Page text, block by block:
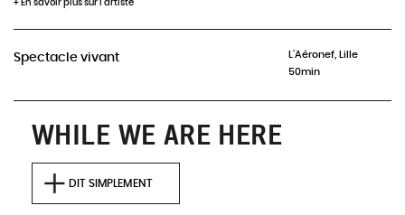
INFOS & RÉSERVATIONS
+ En savoir plus sur l'artiste
Spectacle vivant
L'Aéronef, Lille
50min
WHILE WE ARE HERE
DIT SIMPLEMENT